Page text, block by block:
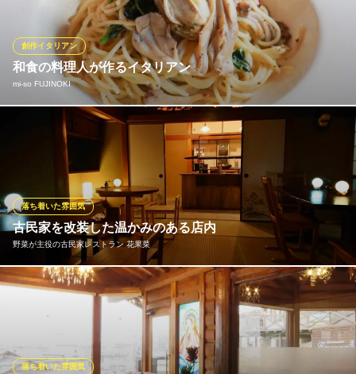
くらしき 窯と南イタリア料理 はしまや
南イタリア料理
ＪＲ倉敷駅 徒歩16分
岡山県倉敷市東町2-4
和食の料理人が作るイタリアン
mi‐so FUJINOKI
創作イタリアン
四季折々の地元の食材にこだわった和の雰囲気を感じる絶品のイ
タリアンをお楽しみいただけます。アラカルトやパスタは是非お
召し上がりいただきたい一押しのメニューです。
mi‐so FUJINOKI
和創作のイタリア料理
水島臨海鉄道水島本線倉敷市駅 徒歩3分
岡山県倉敷市阿知3-5-6
古民家を改装した温かみのある店内
野菜が主役の古民家レストラン 花果菜
落ち着いた雰囲気
茶屋町にある古民家をリノベーションした店内は木の温かみを感
じる落ち着いた雰囲気になっております。 天然木を使ったテーブ
ルと椅子でゆったりお過ごしいただけます。
野菜が主役の古民家レストラン 花果菜
落ち着いた雰囲気